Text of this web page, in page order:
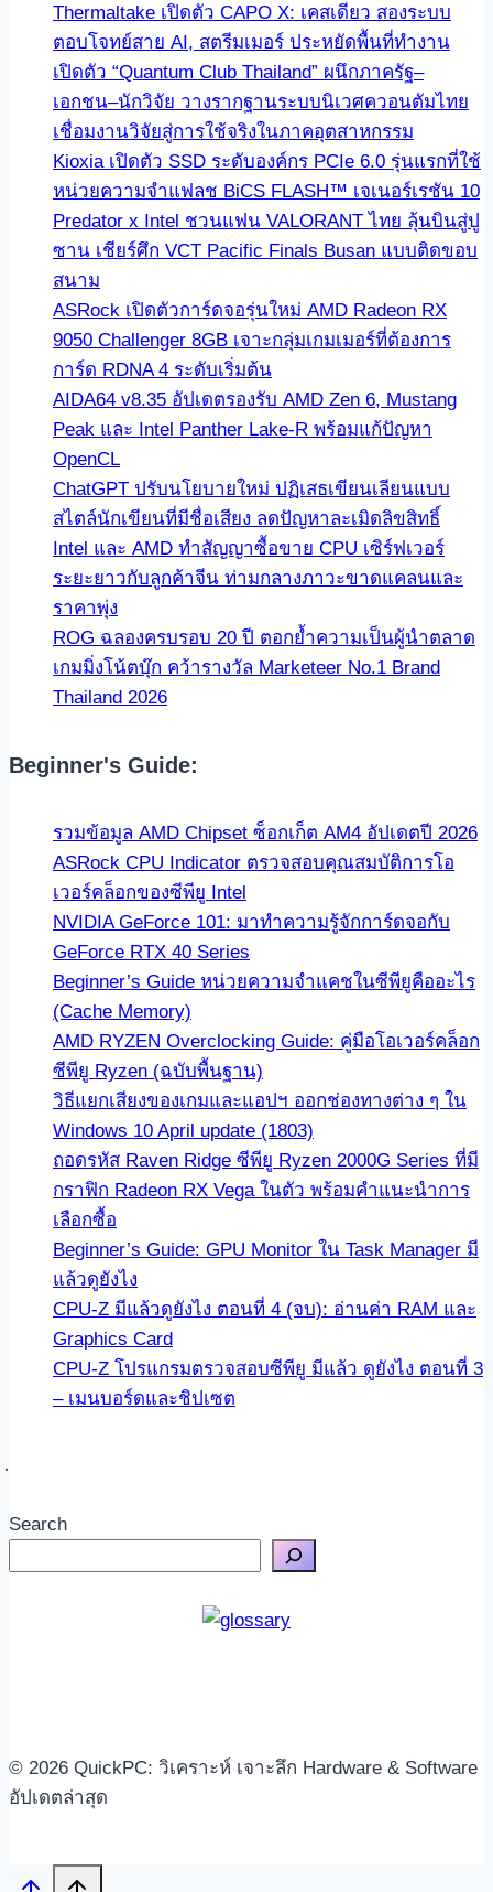
Thermaltake เปิดตัว CAPO X: เคสเดียว สองระบบ
ตอบโจทย์สาย AI, สตรีมเมอร์ ประหยัดพื้นที่ทำงาน
เปิดตัว “Quantum Club Thailand” ผนึกภาครัฐ–
เอกชน–นักวิจัย วางรากฐานระบบนิเวศควอนตัมไทย
เชื่อมงานวิจัยสู่การใช้จริงในภาคอุตสาหกรรม
Kioxia เปิดตัว SSD ระดับองค์กร PCIe 6.0 รุ่นแรกที่ใช้
หน่วยความจำแฟลช BiCS FLASH™ เจเนอร์เรชัน 10
Predator x Intel ชวนแฟน VALORANT ไทย ลุ้นบินสู่ปู
ซาน เชียร์ศึก VCT Pacific Finals Busan แบบติดขอบ
สนาม
ASRock เปิดตัวการ์ดจอรุ่นใหม่ AMD Radeon RX
9050 Challenger 8GB เจาะกลุ่มเกมเมอร์ที่ต้องการ
การ์ด RDNA 4 ระดับเริ่มต้น
AIDA64 v8.35 อัปเดตรองรับ AMD Zen 6, Mustang
Peak และ Intel Panther Lake-R พร้อมแก้ปัญหา
OpenCL
ChatGPT ปรับนโยบายใหม่ ปฏิเสธเขียนเลียนแบบ
สไตล์นักเขียนที่มีชื่อเสียง ลดปัญหาละเมิดลิขสิทธิ์
Intel และ AMD ทำสัญญาซื้อขาย CPU เซิร์ฟเวอร์
ระยะยาวกับลูกค้าจีน ท่ามกลางภาวะขาดแคลนและ
ราคาพุ่ง
ROG ฉลองครบรอบ 20 ปี ตอกย้ำความเป็นผู้นำตลาด
เกมมิ่งโน้ตบุ๊ก คว้ารางวัล Marketeer No.1 Brand
Thailand 2026
Beginner's Guide:
รวมข้อมูล AMD Chipset ซ็อกเก็ต AM4 อัปเดตปี 2026
ASRock CPU Indicator ตรวจสอบคุณสมบัติการโอ
เวอร์คล็อกของซีพียู Intel
NVIDIA GeForce 101: มาทำความรู้จักการ์ดจอกับ
GeForce RTX 40 Series
Beginner’s Guide หน่วยความจำแคชในซีพียูคืออะไร
(Cache Memory)
AMD RYZEN Overclocking Guide: คู่มือโอเวอร์คล็อก
ซีพียู Ryzen (ฉบับพื้นฐาน)
วิธีแยกเสียงของเกมและแอปฯ ออกช่องทางต่าง ๆ ใน
Windows 10 April update (1803)
ถอดรหัส Raven Ridge ซีพียู Ryzen 2000G Series ที่มี
กราฟิก Radeon RX Vega ในตัว พร้อมคำแนะนำการ
เลือกซื้อ
Beginner’s Guide: GPU Monitor ใน Task Manager มี
แล้วดูยังไง
CPU-Z มีแล้วดูยังไง ตอนที่ 4 (จบ): อ่านค่า RAM และ
Graphics Card
CPU-Z โปรแกรมตรวจสอบซีพียู มีแล้ว ดูยังไง ตอนที่ 3
– เมนบอร์ดและชิปเซต
Search
© 2026 QuickPC: วิเคราะห์ เจาะลึก Hardware & Software
อัปเดตล่าสุด